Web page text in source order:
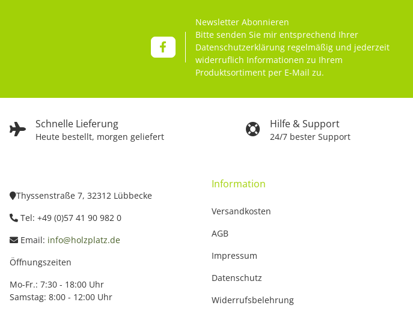
Schnelle Lieferung
Heute bestellt, morgen geliefert
Hilfe & Support
24/7 bester Support
Newsletter Abonnieren
Bitte senden Sie mir entsprechend Ihrer
Datenschutzerklärung regelmäßig und jederzeit
widerruflich Informationen zu Ihrem
Produktsortiment per E-Mail zu.
Thyssenstraße 7, 32312 Lübbecke
Tel: +49 (0)57 41 90 982 0
Email: info@holzplatz.de
Öffnungszeiten
Mo-Fr.: 7:30 - 18:00 Uhr
Samstag: 8:00 - 12:00 Uhr
Information
Versandkosten
AGB
Impressum
Datenschutz
Widerrufsbelehrung